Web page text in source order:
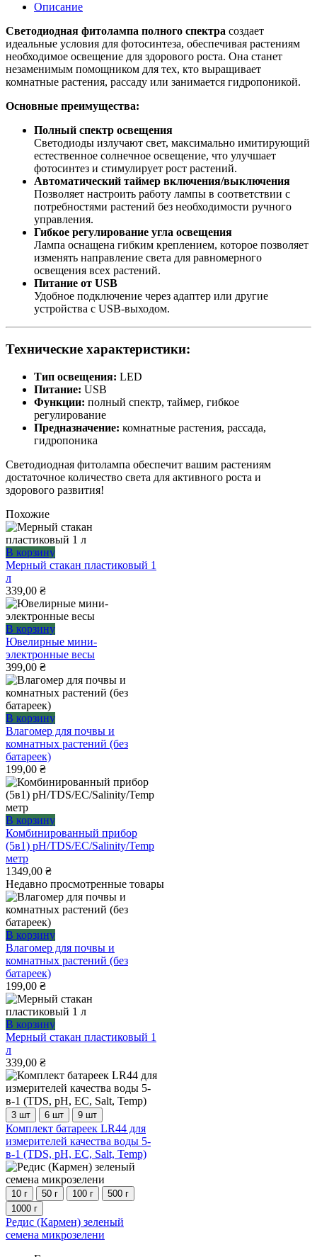
Описание
Светодиодная фитолампа полного спектра создает
идеальные условия для фотосинтеза, обеспечивая растениям
необходимое освещение для здорового роста. Она станет
незаменимым помощником для тех, кто выращивает
комнатные растения, рассаду или занимается гидропоникой.
Основные преимущества:
Полный спектр освещения
Светодиоды излучают свет, максимально имитирующий
естественное солнечное освещение, что улучшает
фотосинтез и стимулирует рост растений.
Автоматический таймер включения/выключения
Позволяет настроить работу лампы в соответствии с
потребностями растений без необходимости ручного
управления.
Гибкое регулирование угла освещения
Лампа оснащена гибким креплением, которое позволяет
изменять направление света для равномерного
освещения всех растений.
Питание от USB
Удобное подключение через адаптер или другие
устройства с USB-выходом.
Технические характеристики:
Тип освещения: LED
Питание: USB
Функции: полный спектр, таймер, гибкое
регулирование
Предназначение: комнатные растения, рассада,
гидропоника
Светодиодная фитолампа обеспечит вашим растениям
достаточное количество света для активного роста и
здорового развития!
Похожие
В корзину
Мерный стакан пластиковый 1
л
339,00 ₴
В корзину
Ювелирные мини-
электронные весы
399,00 ₴
В корзину
Влагомер для почвы и
комнатных растений (без
батареек)
199,00 ₴
В корзину
Комбинированный прибор
(5в1) pH/TDS/ЕС/Salinity/Temp
метр
1349,00 ₴
Недавно просмотренные товары
В корзину
Влагомер для почвы и
комнатных растений (без
батареек)
199,00 ₴
В корзину
Мерный стакан пластиковый 1
л
339,00 ₴
3 шт 6 шт 9 шт
Этот
товар
имеет
несколько
вариаций.
Опции
можно
выбрать
на
странице
Комплект батареек LR44 для
измерителей качества воды 5-
в-1 (TDS, pH, EC, Salt, Temp)
10 г 50 г 100 г
500 г
1000 г
Этот
товар
Редис (Кармен) зеленый
семена микрозелени